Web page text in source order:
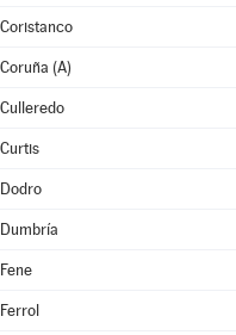
Coristanco
Coruña (A)
Culleredo
Curtis
Dodro
Dumbría
Fene
Ferrol